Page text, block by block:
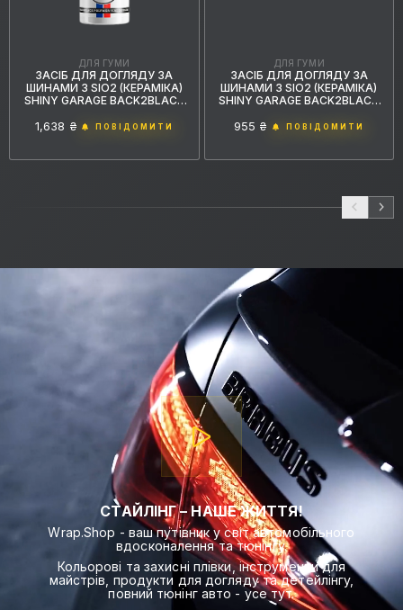
ДЛЯ ГУМИ
ЗАСІБ ДЛЯ ДОГЛЯДУ ЗА
ШИНАМИ З SIO2 (КЕРАМІКА)
SHINY GARAGE BACK2BLACK
1,638 ₴ ПОВІДОМИТИ
ДЛЯ ГУМИ
ЗАСІБ ДЛЯ ДОГЛЯДУ ЗА
ШИНАМИ З SIO2 (КЕРАМІКА)
SHINY GARAGE BACK2BLACK
955 ₴ ПОВІДОМИТИ
СТАЙЛІНГ – НАШЕ ЖИТТЯ!
Wrap.Shop - ваш путівник у світ автомобільного
вдосконалення та тюнінгу.
Кольорові та захисні плівки, інструменти для
майстрів, продукти для догляду та детейлінгу,
повний тюнінг авто - усе тут.